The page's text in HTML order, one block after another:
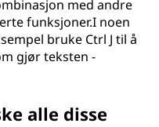
med andre
funksjoner.I noen
bruke Ctrl J til å
gjør teksten -
alle disse